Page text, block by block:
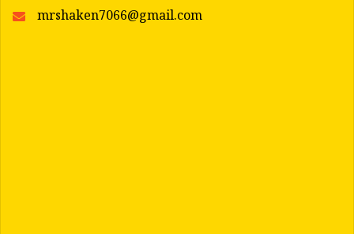
mrshaken7066@gmail.com